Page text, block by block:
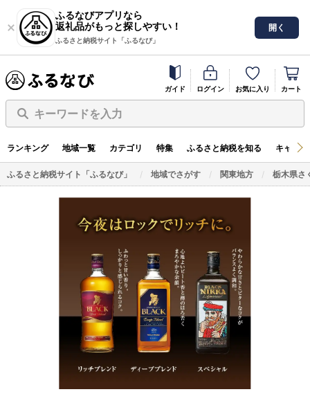
ふるなびアプリなら
返礼品がもっと探しやすい！
ふるさと納税サイト「ふるなび」
開く
ガイド ログイン お気に入り カート
キーワードを入力
ランキング 地域一覧 カテゴリ 特集 ふるさと納税を知る キャン
ふるさと納税サイト「ふるなび」 地域でさがす 関東地方 栃木県さ